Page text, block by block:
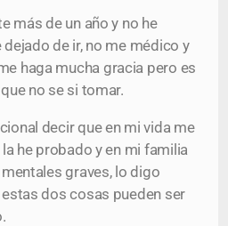
más de un año y no he
de ir, no me médico y
haga mucha gracia pero es
no se si tomar.
decir que en mi vida me
he probado y en mi familia
graves, lo digo
dos cosas pueden ser